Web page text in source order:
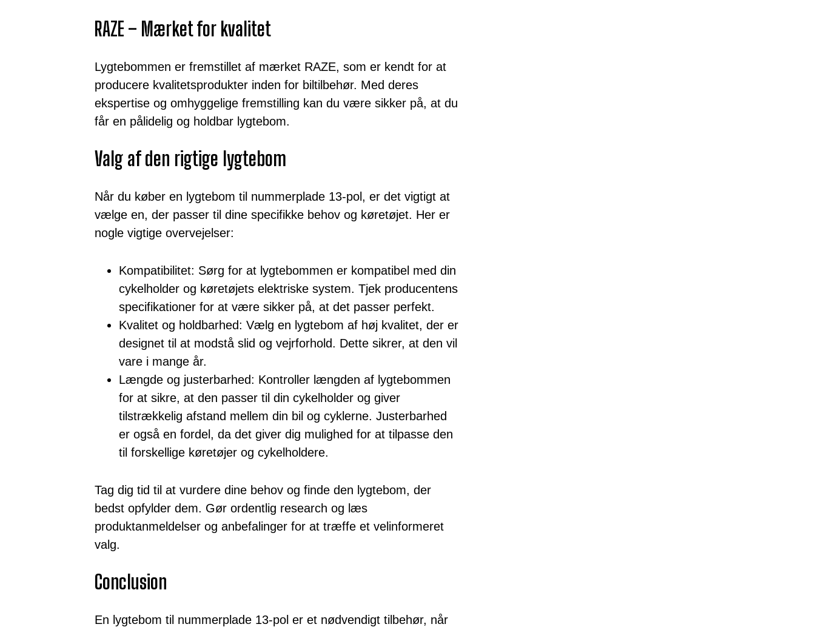
RAZE – Mærket for kvalitet
Lygtebommen er fremstillet af mærket RAZE, som er kendt for at
producere kvalitetsprodukter inden for biltilbehør. Med deres
ekspertise og omhyggelige fremstilling kan du være sikker på, at du
får en pålidelig og holdbar lygtebom.
Valg af den rigtige lygtebom
Når du køber en lygtebom til nummerplade 13-pol, er det vigtigt at
vælge en, der passer til dine specifikke behov og køretøjet. Her er
nogle vigtige overvejelser:
Kompatibilitet: Sørg for at lygtebommen er kompatibel med din
cykelholder og køretøjets elektriske system. Tjek producentens
specifikationer for at være sikker på, at det passer perfekt.
Kvalitet og holdbarhed: Vælg en lygtebom af høj kvalitet, der er
designet til at modstå slid og vejrforhold. Dette sikrer, at den vil
vare i mange år.
Længde og justerbarhed: Kontroller længden af lygtebommen
for at sikre, at den passer til din cykelholder og giver
tilstrækkelig afstand mellem din bil og cyklerne. Justerbarhed
er også en fordel, da det giver dig mulighed for at tilpasse den
til forskellige køretøjer og cykelholdere.
Tag dig tid til at vurdere dine behov og finde den lygtebom, der
bedst opfylder dem. Gør ordentlig research og læs
produktanmeldelser og anbefalinger for at træffe et velinformeret
valg.
Conclusion
En lygtebom til nummerplade 13-pol er et nødvendigt tilbehør, når